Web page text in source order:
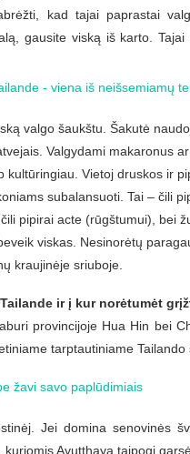
kad tajai paprastai
gausite viską iš karto.
valgo šaukštu. Šakutė
Valgydami makaronus
kultūringiau. Vietoj druskos ir
subalansuoti. Tai – čili
pipirai acte (rūgštumui), bei
viskas. Nesinorėtų
kraujinėje sriuboje.
ir į kur norėtumėt
provincijoje Hua Hin bei
tarptautiniame Tailando
Jei domina senovinės
Ayutthaya taipogi